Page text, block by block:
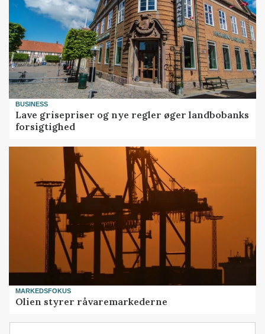
BUSINESS
Lave grisepriser og nye regler øger landbobanks
forsigtighed
MARKEDSFOKUS
Olien styrer råvaremarkederne